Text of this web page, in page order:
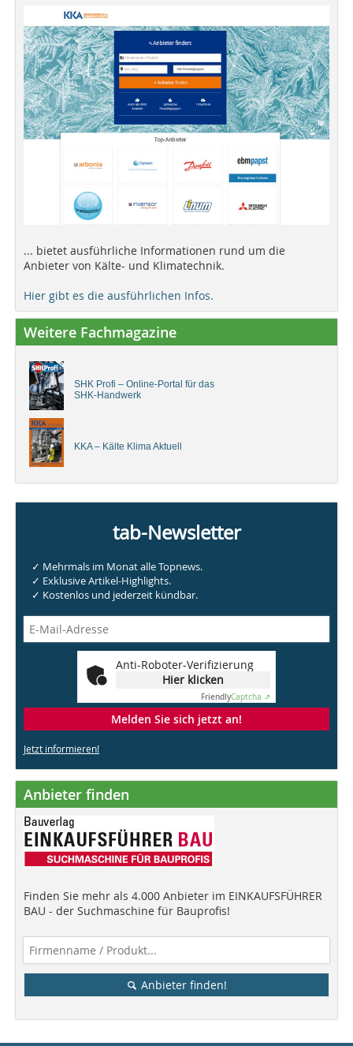
... bietet ausführliche Informationen rund um die
Anbieter von Kälte- und Klimatechnik.
Hier gibt es die ausführlichen Infos.
Weitere Fachmagazine
SHK Profi – Online-Portal für das
SHK-Handwerk
KKA – Kälte Klima Aktuell
tab-Newsletter
✓ Mehrmals im Monat alle Topnews.
✓ Exklusive Artikel-Highlights.
✓ Kostenlos und jederzeit kündbar.
Anti-Roboter-Verifizierung
Hier klicken
FriendlyCaptcha ⇗
Melden Sie sich jetzt an!
Jetzt informieren!
Anbieter finden
Finden Sie mehr als 4.000 Anbieter im EINKAUFSFÜHRER
BAU - der Suchmaschine für Bauprofis!
Anbieter finden!